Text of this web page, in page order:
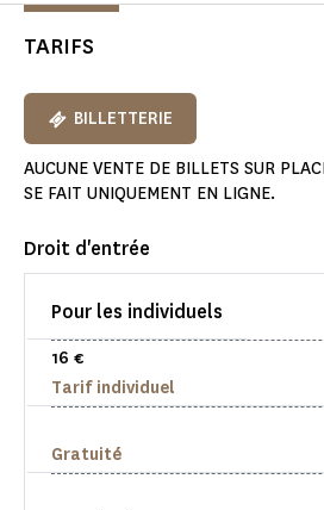
TARIFS
BILLETTERIE
AUCUNE VENTE DE BILLETS SUR
SE FAIT UNIQUEMENT EN LIGNE.
Droit d'entrée
Pour les individuels
Tarif individuel
16 €
Gratuité